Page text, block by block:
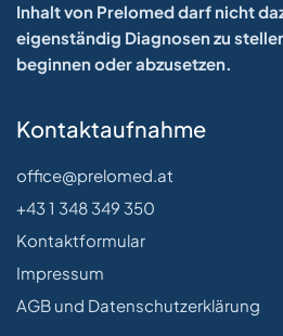
Inhalt von Prelomed darf nicht
eigenständig Diagnosen zu
beginnen oder abzusetzen.
Kontaktaufnahme
office@prelomed.at
+43 1 348 349 350
Kontaktformular
Impressum
AGB und Datenschutzerklärung